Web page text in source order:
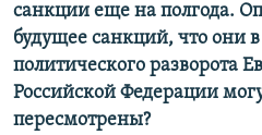
санкции еще на полгода.
будущее санкций, что они в
политического разворота
Российской Федерации
пересмотрены?